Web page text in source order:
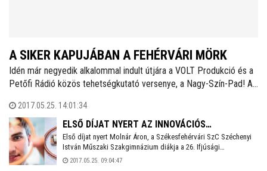
A SIKER KAPUJÁBAN A FEHÉRVÁRI MÖRK
Idén már negyedik alkalommal indult útjára a VOLT Produkció és a
Petőfi Rádió közös tehetségkutató versenye, a Nagy-Szín-Pad! A
Szabó Dániel Ferencet sokan ismerik Fehérváron. A tét most
komoly: neves hazai és külföldi fesztiválok nagyszínpadain
zenélhetnek, több tízezer ember előtt.
2017.05.25. 14:01:34
ELSŐ DÍJAT NYERT AZ INNOVÁCIÓS
TEHETSÉGKUTATÓN A SZÉCHENYI DIÁKJA
Első díjat nyert Molnár Áron, a Székesfehérvári SzC Széchenyi
István Műszaki Szakgimnázium diákja a 26. Ifjúsági
Tudományos és Innovációs Tehetségkutató Versenyen az "új
2017.05.25. 09:04:47